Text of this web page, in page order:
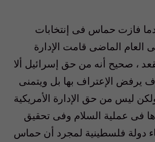
فازت حماس فى إنتخابات
العام الماضى قامت الإدارة
، صحيح أنه من حق إسرائيل ألا
يرفض الإعتراف بها بل ويتمنى
ليس من حق الإدارة الأمريكية
فى عملية السلام وفى تحقيق
دولة فلسطينية لمجرد أن حماس